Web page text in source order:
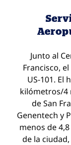
Junto al
Francisco,
US-101. El
kilómetros/4
de San
Genentech y
menos de
de la